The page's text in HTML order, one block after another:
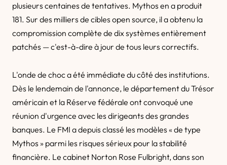
plusieurs centaines de tentatives. Mythos en a produit
181. Sur des milliers de cibles open source, il a obtenu la
compromission complète de dix systèmes entièrement
patchés — c'est-à-dire à jour de tous leurs correctifs.
L'onde de choc a été immédiate du côté des institutions.
Dès le lendemain de l'annonce, le département du Trésor
américain et la Réserve fédérale ont convoqué une
réunion d'urgence avec les dirigeants des grandes
banques. Le FMI a depuis classé les modèles « de type
Mythos » parmi les risques sérieux pour la stabilité
financière. Le cabinet Norton Rose Fulbright, dans son